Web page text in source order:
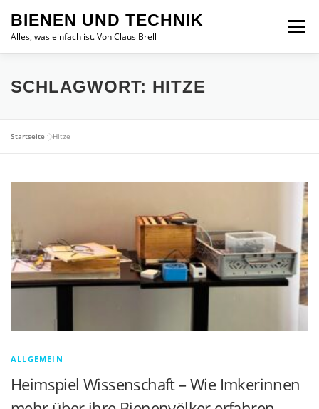
Inhalt
springen
BIENEN UND TECHNIK
Alles, was einfach ist. Von Claus Brell
Menü
SCHLAGWORT: HITZE
Startseite »Hitze
ALLGEMEIN
Heimspiel Wissenschaft – Wie Imkerinnen